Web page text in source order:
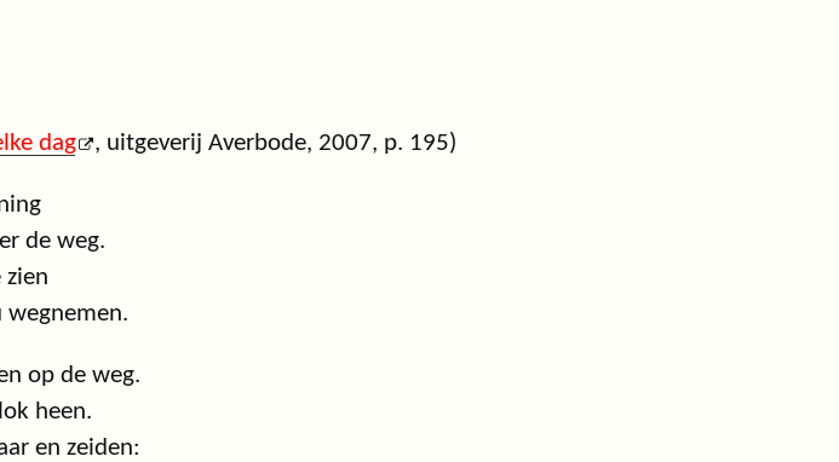
dag , uitgeverij Averbode, 2007, p. 195)
de weg.
zien
op de weg.
heen.
en zeiden: